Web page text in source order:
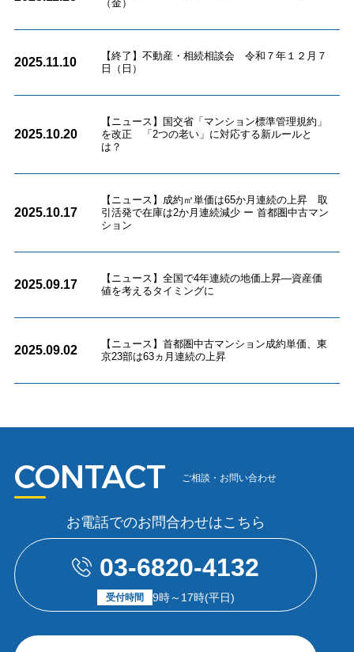
（金）
2025.11.10
【終了】不動産・相続相談会 令和７年１２月７
日（日）
2025.10.20
【ニュース】国交省「マンション標準管理規約」
を改正 「2つの老い」に対応する新ルールと
は？
2025.10.17
【ニュース】成約㎡単価は65か月連続の上昇 取
引活発で在庫は2か月連続減少 ー 首都圏中古マン
ション
2025.09.17
【ニュース】全国で4年連続の地価上昇―資産価
値を考えるタイミングに
2025.09.02
【ニュース】首都圏中古マンション成約単価、東
京23部は63ヵ月連続の上昇
CONTACT ご相談・ お問い合わせ
お電話でのお問合わせはこちら
03-6820-4132
受付時間 9時～17時(平日)